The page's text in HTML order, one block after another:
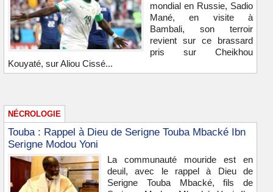
mondial en Russie, Sadio
Mané, en visite à
Bambali, son terroir
revient sur ce brassard
pris sur Cheikhou
Kouyaté, sur Aliou Cissé...
NÉCROLOGIE
Touba : Rappel à Dieu de Serigne Touba Mbacké Ibn
Serigne Modou Yoni
La communauté mouride est en
deuil, avec le rappel à Dieu de
Serigne Touba Mbacké, fils de